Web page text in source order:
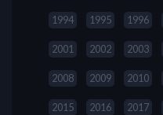
1994 1995 1996
2001 2002 2003
2008 2009 2010
2015 2016 2017